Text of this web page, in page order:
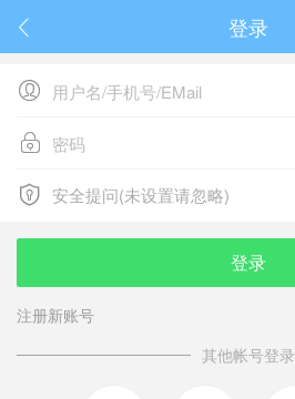
 登录


 安全提问(未设置请忽略)
安全提问(未设置请忽略)
登录
注册新账号
其他帐号登录